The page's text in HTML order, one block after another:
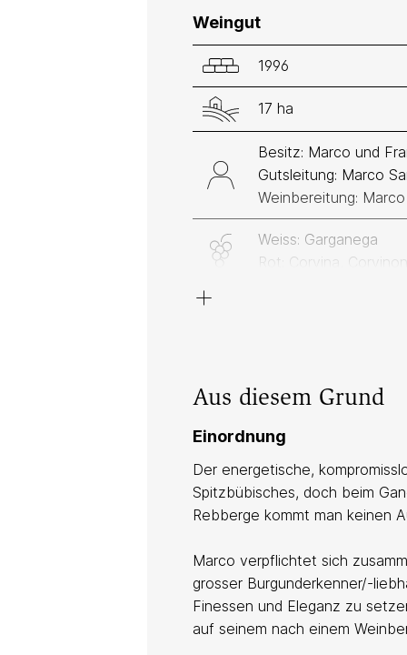
Weingut
1996
17 ha
Besitz: Marco und
Gutsleitung: Marco
Weinbereitung:
Weiss: Garganega
Rot: Corvina,
Anbau
naturnah
SQNPI
Keller
Vegan
+
Aus diesem Grund
Einordnung
Der energetische,
Spitzbübisches, doch beim
Rebberge kommt man keinen
Marco verpflichtet sich
grosser Burgunderkenner/-
Finessen und Eleganz zu
auf seinem nach einem